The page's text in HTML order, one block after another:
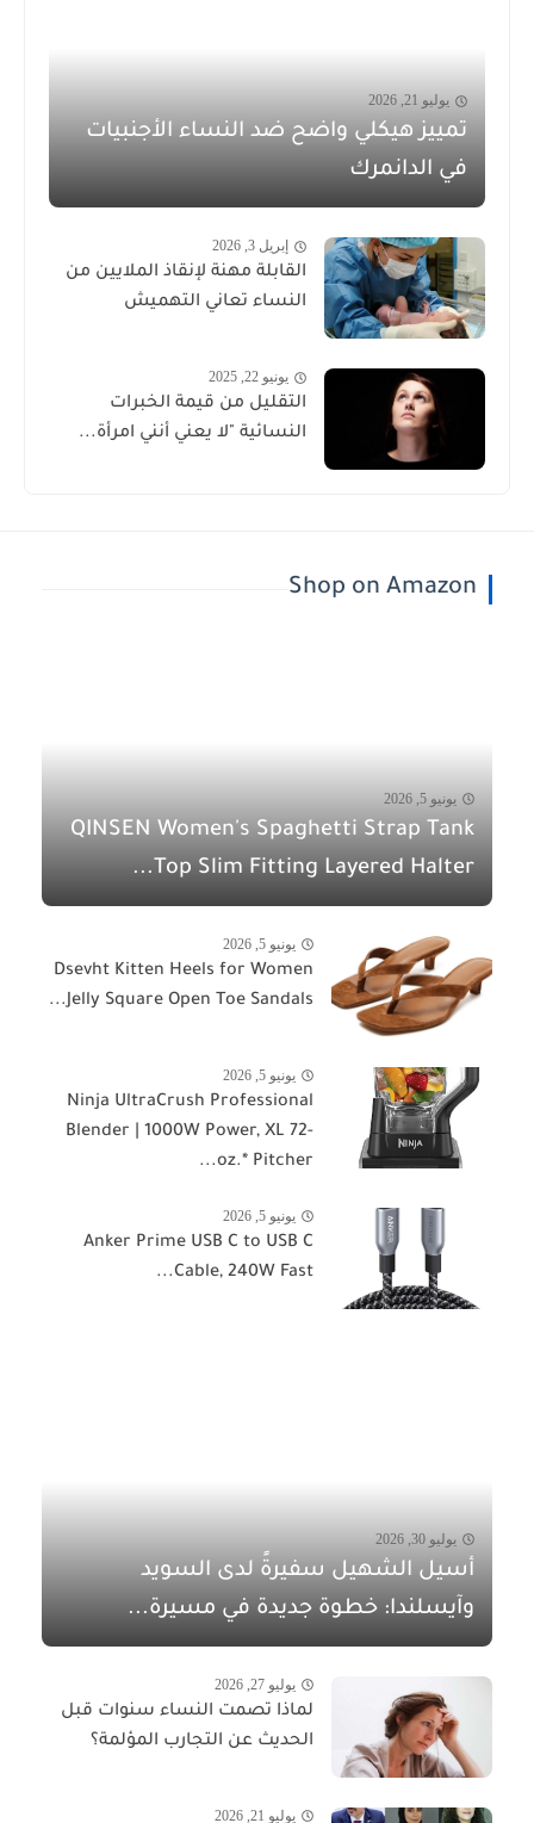
يوليو 21, 2026
تمييز هيكلي واضح ضد النساء الأجنبيات
في الدانمرك
إبريل 3, 2026
القابلة مهنة لإنقاذ الملايين من
النساء تعاني التهميش
يونيو 22, 2025
التقليل من قيمة الخبرات
النسائية "لا يعني أنني امرأة...
Shop on Amazon
يونيو 5, 2026
QINSEN Women's Spaghetti Strap Tank
Top Slim Fitting Layered Halter...
يونيو 5, 2026
Dsevht Kitten Heels for Women
Jelly Square Open Toe Sandals...
يونيو 5, 2026
Ninja UltraCrush Professional
Blender | 1000W Power, XL 72-
oz.* Pitcher...
يونيو 5, 2026
Anker Prime USB C to USB C
Cable, 240W Fast...
يوليو 30, 2026
أسيل الشهيل سفيرةً لدى السويد
وآيسلندا: خطوة جديدة في مسيرة...
يوليو 27, 2026
لماذا تصمت النساء سنوات قبل
الحديث عن التجارب المؤلمة؟
يوليو 21, 2026